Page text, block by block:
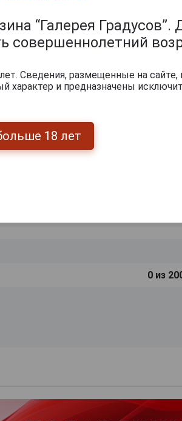
0 из
“Галерея Градусов”.
совершеннолетний
Сведения, размещенные на сайте,
и предназначены
18 лет